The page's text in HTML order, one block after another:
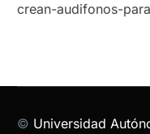
crean-audifonos-
© Universidad